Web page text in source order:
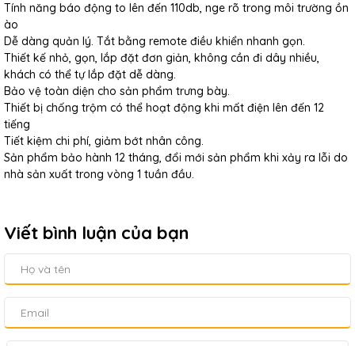
Tính năng báo động to lên đến 110db, nge rõ trong môi trường ồn
ào
Dễ dàng quản lý. Tắt bằng remote điều khiển nhanh gọn.
Thiết kế nhỏ, gọn, lắp đặt đơn giản, không cần đi dây nhiều,
khách có thể tự lắp đặt dễ dàng.
Bảo vệ toàn diện cho sản phẩm trưng bày.
Thiết bị chống trộm có thể hoạt động khi mất điện lên đến 12
tiếng
Tiết kiệm chi phí, giảm bớt nhân công.
Sản phẩm bảo hành 12 tháng, đổi mới sản phẩm khi xảy ra lỗi do
nhà sản xuất trong vòng 1 tuần đầu.
Viết bình luận của bạn